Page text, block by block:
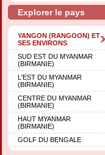
Explorer le pays
YANGON (RANGOON) ET
SES ENVIRONS
SUD EST DU MYANMAR
(BIRMANIE)
L'EST DU MYANMAR
(BIRMANIE)
CENTRE DU MYANMAR
(BIRMANIE)
HAUT MYANMAR
(BIRMANIE)
GOLF DU BENGALE